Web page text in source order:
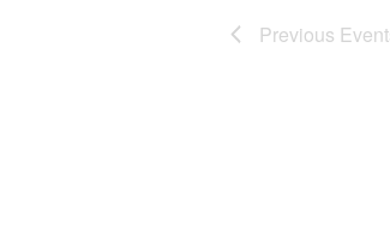
Previous